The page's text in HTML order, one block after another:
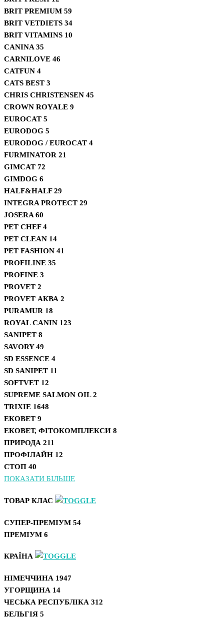
BRIT PREMIUM 59
BRIT VETDIETS 34
BRIT VITAMINS 10
CANINA 35
CARNILOVE 46
CATFUN 4
CATS BEST 3
CHRIS CHRISTENSEN 45
CROWN ROYALE 9
EUROCAT 5
EURODOG 5
EURODOG / EUROCAT 4
FURMINATOR 21
GIMCAT 72
GIMDOG 6
HALF&HALF29
INTEGRA PROTECT 29
JOSERA 60
PET CHEF4
PET CLEAN 14
PET FASHION 41
PROFILINE 35
PROFINE 3
PROVET 2
PROVET АКВА 2
PURAMUR 18
ROYAL CANIN 123
SANIPET 8
SAVORY49
SD ESSENCE 4
SD SANIPET 11
SOFTVET 12
SUPREME SALMON OIL2
TRIXIE 1648
ЕКОВЕТ 9
ЕКОВЕТ, ФІТОКОМПЛЕКСИ 8
ПРИРОДА 211
ПРОФІЛАЙН 12
СТОП 40
ПОКАЗАТИ БІЛЬШЕ
ТОВАР КЛАС
СУПЕР-ПРЕМІУМ 54
ПРЕМІУМ 6
КРАЇНА
НІМЕЧЧИНА 1947
УГОРЩИНА 14
ЧЕСЬКА РЕСПУБЛІКА 312
БЕЛЬГІЯ 5